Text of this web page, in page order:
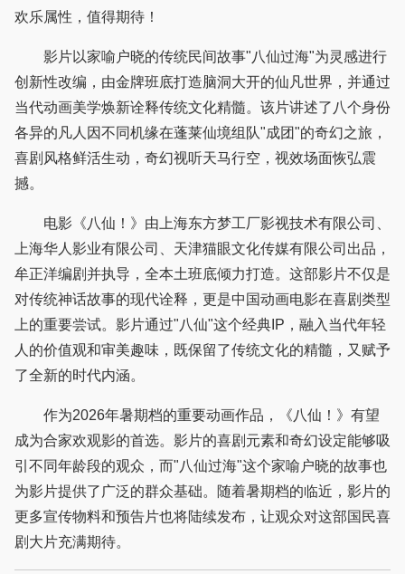
欢乐属性，值得期待！
影片以家喻户晓的传统民间故事"八仙过海"为灵感进行
创新性改编，由金牌班底打造脑洞大开的仙凡世界，并通过
当代动画美学焕新诠释传统文化精髓。该片讲述了八个身份
各异的凡人因不同机缘在蓬莱仙境组队"成团"的奇幻之旅，
喜剧风格鲜活生动，奇幻视听天马行空，视效场面恢弘震
撼。
电影《八仙！》由上海东方梦工厂影视技术有限公司、
上海华人影业有限公司、天津猫眼文化传媒有限公司出品，
牟正洋编剧并执导，全本土班底倾力打造。这部影片不仅是
对传统神话故事的现代诠释，更是中国动画电影在喜剧类型
上的重要尝试。影片通过"八仙"这个经典IP，融入当代年轻
人的价值观和审美趣味，既保留了传统文化的精髓，又赋予
了全新的时代内涵。
作为2026年暑期档的重要动画作品，《八仙！》有望
成为合家欢观影的首选。影片的喜剧元素和奇幻设定能够吸
引不同年龄段的观众，而"八仙过海"这个家喻户晓的故事也
为影片提供了广泛的群众基础。随着暑期档的临近，影片的
更多宣传物料和预告片也将陆续发布，让观众对这部国民喜
剧大片充满期待。